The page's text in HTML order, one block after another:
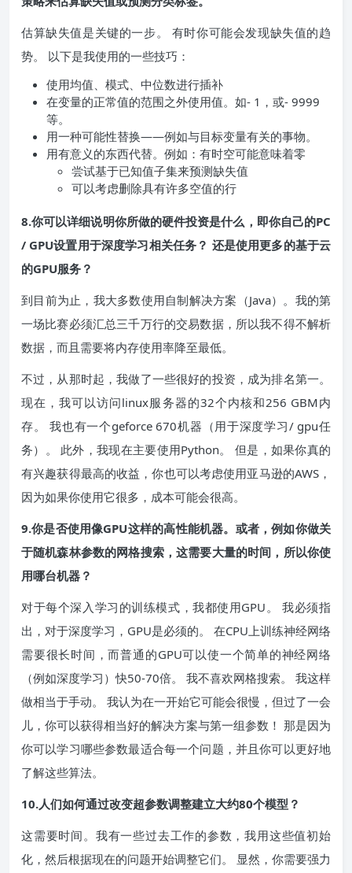
估算缺失值是关键的一步。 有时你可能会发现缺失值的趋
势。 以下是我使用的一些技巧：
使用均值、模式、中位数进行插补
在变量的正常值的范围之外使用值。如- 1，或- 9999
等。
用一种可能性替换——例如与目标变量有关的事物。
用有意义的东西代替。例如：有时空可能意味着零
尝试基于已知值子集来预测缺失值
可以考虑删除具有许多空值的行
8.你可以详细说明你所做的硬件投资是什么，即你自己的PC
/ GPU设置用于深度学习相关任务？ 还是使用更多的基于云
的GPU服务？
到目前为止，我大多数使用自制解决方案（Java）。我的第
一场比赛必须汇总三千万行的交易数据，所以我不得不解析
数据，而且需要将内存使用率降至最低。
不过，从那时起，我做了一些很好的投资，成为排名第一。
现在，我可以访问linux服务器的32个内核和256 GBM内
存。 我也有一个geforce 670机器（用于深度学习/ gpu任
务）。 此外，我现在主要使用Python。 但是，如果你真的
有兴趣获得最高的收益，你也可以考虑使用亚马逊的AWS，
因为如果你使用它很多，成本可能会很高。
9.你是否使用像GPU这样的高性能机器。或者，例如你做关
于随机森林参数的网格搜索，这需要大量的时间，所以你使
用哪台机器？
对于每个深入学习的训练模式，我都使用GPU。 我必须指
出，对于深度学习，GPU是必须的。 在CPU上训练神经网络
需要很长时间，而普通的GPU可以使一个简单的神经网络
（例如深度学习）快50-70倍。 我不喜欢网格搜索。 我这样
做相当于手动。 我认为在一开始它可能会很慢，但过了一会
儿，你可以获得相当好的解决方案与第一组参数！ 那是因为
你可以学习哪些参数最适合每一个问题，并且你可以更好地
了解这些算法。
10.人们如何通过改变超参数调整建立大约80个模型？
这需要时间。我有一些过去工作的参数，我用这些值初始
化，然后根据现在的问题开始调整它们。 显然，你需要强力